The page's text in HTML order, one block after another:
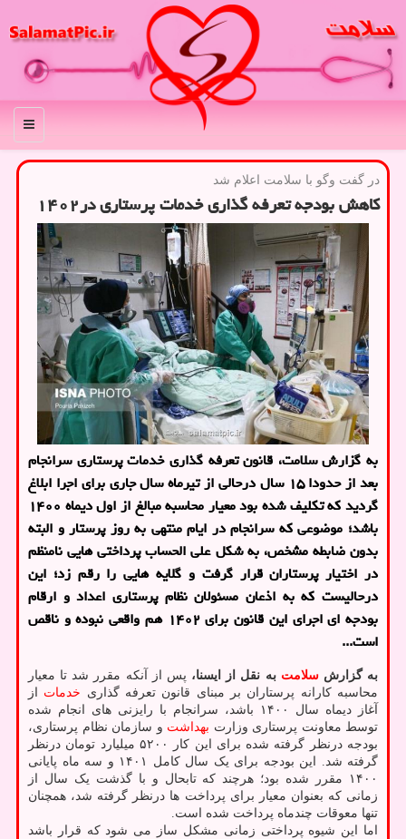
منو
در گفت وگو با سلامت اعلام شد
کاهش بودجه تعرفه گذاری خدمات پرستاری در۱۴۰۲
به گزارش سلامت، قانون تعرفه گذاری خدمات پرستاری سرانجام
بعد از حدودا ۱۵ سال درحالی از تیرماه سال جاری برای اجرا ابلاغ
گردید که تکلیف شده بود معیار محاسبه مبالغ از اول دیماه ۱۴۰۰
باشد؛ موضوعی که سرانجام در ایام منتهی به روز پرستار و البته
بدون ضابطه مشخص، به شکل علی الحساب پرداختی هایی نامنظم
در اختیار پرستاران قرار گرفت و گلایه هایی را رقم زد؛ این
درحالیست که به اذعان مسئولان نظام پرستاری اعداد و ارقام
بودجه ای اجرای این قانون برای ۱۴۰۲ هم واقعی نبوده و ناقص
است...
به گزارشسلامت به نقل از ایسنا، پس از آنکه مقرر شد تا معیار
محاسبه کارانه پرستاران بر مبنای قانون تعرفه گذاری خدمات از
آغاز دیماه سال ۱۴۰۰ باشد، سرانجام با رایزنی های انجام شده
توسط معاونت پرستاری وزارت بهداشت و سازمان نظام پرستاری،
بودجه درنظر گرفته شده برای این کار ۵۲۰۰ میلیارد تومان درنظر
گرفته شد. این بودجه برای یک سال کامل ۱۴۰۱ و سه ماه پایانی
۱۴۰۰ مقرر شده بود؛ هرچند که تابحال و با گذشت یک سال از
زمانی که بعنوان معیار برای پرداخت ها درنظر گرفته شد، همچنان
تنها معوقات چندماه پرداخت شده است.
اما این شیوه پرداختی زمانی مشکل ساز می شود که قرار باشد